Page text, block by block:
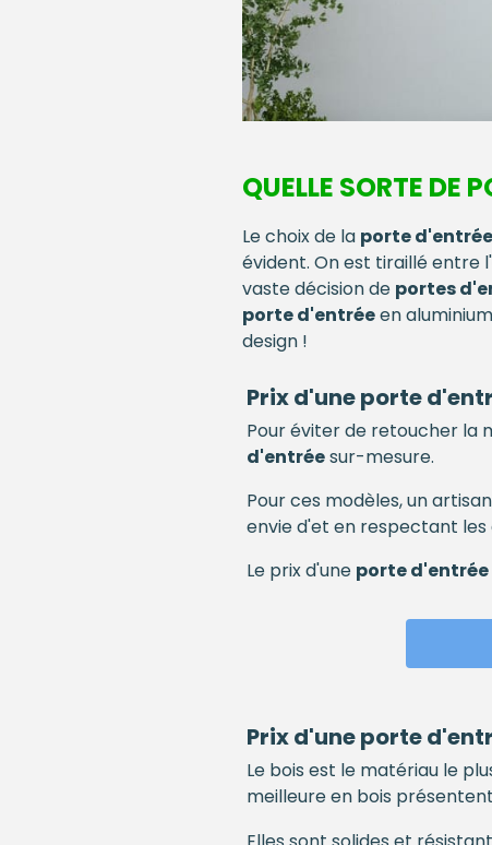
QUELLE SORTE DE
Le choix de la porte d'entrée
évident. On est tiraillé entre
vaste décision de portes
porte d'entréeen
design !
Prix d'uneporte
Pour éviter de retoucher la
d'entréesur-mesure.
Pour ces modèles, un
envie d'et en respectant les
Le prix d'une porte d'entrée
Prix d'uneporte
Le bois est le matériau le
meilleure en bois